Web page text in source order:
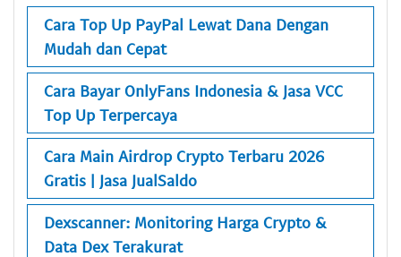
Cara Top Up PayPal Lewat Dana Dengan
Mudah dan Cepat
Cara Bayar OnlyFans Indonesia & Jasa VCC
Top Up Terpercaya
Cara Main Airdrop Crypto Terbaru 2026
Gratis | Jasa JualSaldo
Dexscanner: Monitoring Harga Crypto &
Data Dex Terakurat